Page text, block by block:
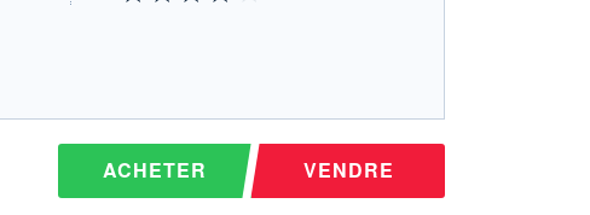
ACHETER VENDRE